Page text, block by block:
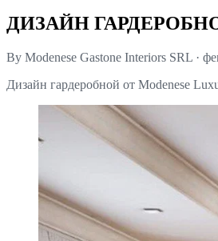
ДИЗАЙН
By Modenese Gastone Interiors SRL ·
Дизайн гардеробной от Modenese